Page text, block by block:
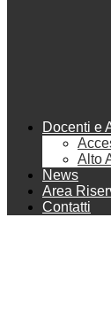
Docenti e
Alto
News
Area
Contatti